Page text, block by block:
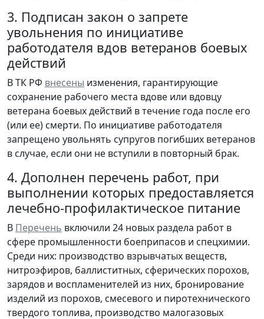
3. Подписан закон о запрете
увольнения по инициативе
работодателя вдов ветеранов боевых
действий
В ТК РФ внесены изменения, гарантирующие
сохранение рабочего места вдове или вдовцу
ветерана боевых действий в течение года после его
(или ее) смерти. По инициативе работодателя
запрещено увольнять супругов погибших ветеранов
в случае, если они не вступили в повторный брак.
4. Дополнен перечень работ, при
выполнении которых предоставляется
лечебно-профилактическое питание
В Перечень включили 24 новых раздела работ в
сфере промышленности боеприпасов и спецхимии.
Среди них: производство взрывчатых веществ,
нитроэфиров, баллиститных, сферических порохов,
зарядов и воспламенителей из них, бронирование
изделий из порохов, смесевого и пиротехнического
твердого топлива, производство малогазовых